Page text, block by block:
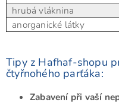
hrubá vláknina
anorganické látky
Tipy z Hafhaf-shopu
čtyřnohého parťáka:
Zabavení při vaší